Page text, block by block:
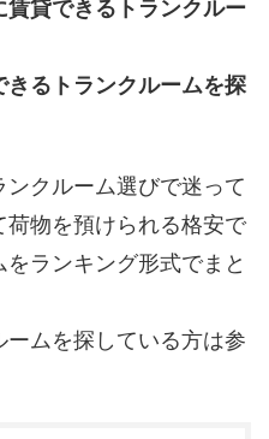
賃貸できるトランクルー
きるトランクルームを探
クルーム選びで迷って
物を預けられる格安で
ランキング形式でまと
ムを探している方は参